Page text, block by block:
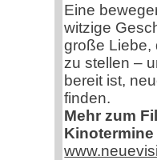
Eine
witzige
große Liebe,
zu stellen –
bereit ist,
finden.
Mehr zum